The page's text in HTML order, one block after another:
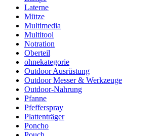
Laterne
Mütze
Multimedia
Multitool
Notration
Oberteil
ohnekategorie
Outdoor Ausrüstung
Outdoor Messer & Werkzeuge
Outdoor-Nahrung
Pfanne
Pfefferspray
Plattenträger
Poncho